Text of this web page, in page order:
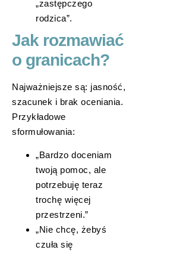
„zastępczego
rodzica”.
Jak rozmawiać
o granicach?
Najważniejsze są: jasność,
szacunek i brak oceniania.
Przykładowe
sformułowania:
„Bardzo doceniam
twoją pomoc, ale
potrzebuję teraz
trochę więcej
przestrzeni.”
„Nie chcę, żebyś
czuła się